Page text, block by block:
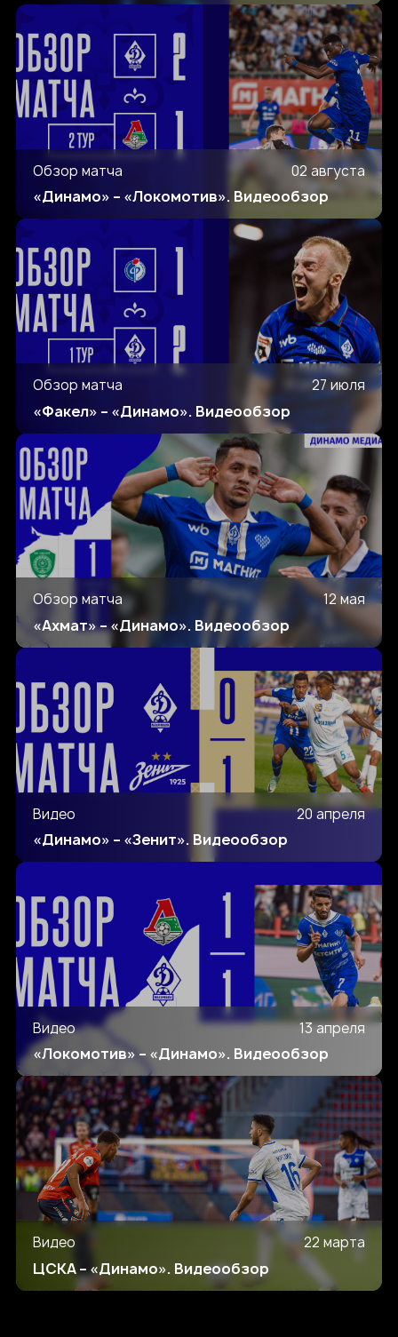
Обзор матча 02 августа
«Динамо» – «Локомотив». Видеообзор
Обзор матча 27 июля
«Факел» – «Динамо». Видеообзор
Обзор матча 12 мая
«Ахмат» – «Динамо». Видеообзор
Видео 20 апреля
«Динамо» – «Зенит». Видеообзор
Видео 13 апреля
«Локомотив» – «Динамо». Видеообзор
Видео 22 марта
ЦСКА – «Динамо». Видеообзор